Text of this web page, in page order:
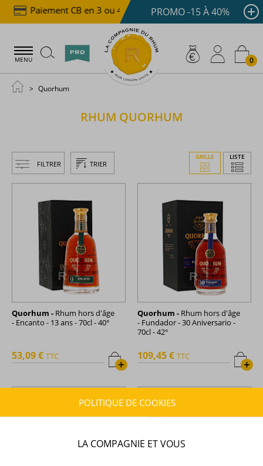
Paiement CB en 3 ou 4x dès 100 € Livraison
PROMO -15 À 40%
MENU 0
Quorhum
RHUM QUORHUM
FILTRER TRIER
GRILLE LISTE
Quorhum - Rhum hors d'âge
- Encanto - 13 ans - 70cl - 40°
+
53,09 € TTC
Quorhum - Rhum hors d'âge
- Fundador - 30 Aniversario -
70cl - 42°
+
109,45 € TTC
POLITIQUE DE COOKIES
LA COMPAGNIE ET VOUS